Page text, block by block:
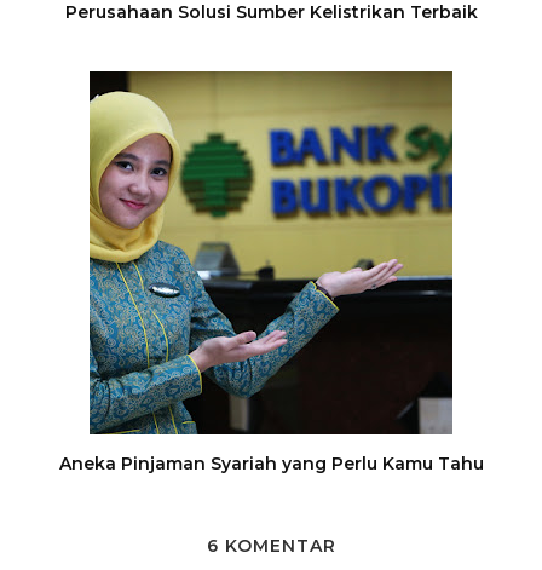
Perusahaan Solusi Sumber Kelistrikan Terbaik
Aneka Pinjaman Syariah yang Perlu Kamu Tahu
6 KOMENTAR